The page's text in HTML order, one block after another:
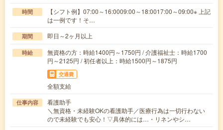
時間
【シフト例】07:00～16:0009:00～18:0017:00～09:00※ 上記
は一例です！そ…
期間 即日～2ヶ月以上
時給
無資格の方：時給1400円～1750円 / 介護福祉士：時給1700
円～2125円 / 初任者以上：時給1500円～1875円
交通費
全額支給
仕事内容
看護助手
＼無資格・未経験OKの看護助手／医療行為は一切行わない
ので未経験でも安心！▽具体的には…・リネンやシ…